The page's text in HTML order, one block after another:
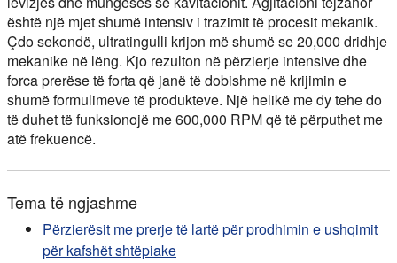
është një mjet shumë intensiv i trazimit të procesit mekanik.
Çdo sekondë, ultratingulli krijon më shumë se 20,000 dridhje
mekanike në lëng. Kjo rezulton në përzierje intensive dhe
forca prerëse të forta që janë të dobishme në krijimin e
shumë formulimeve të produkteve. Një helikë me dy tehe do
të duhet të funksionojë me 600,000 RPM që të përputhet me
atë frekuencë.
Tema të ngjashme
Përzierësit me prerje të lartë për prodhimin e ushqimit
për kafshët shtëpiake